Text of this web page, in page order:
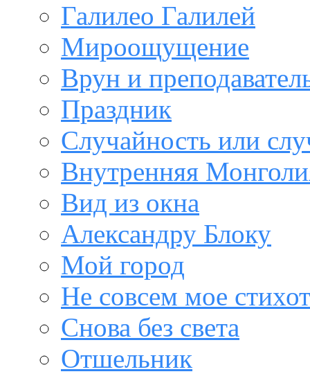
Галилео Галилей
Мироощущение
Врун и
Праздник
Случайность или
Внутренняя
Вид из окна
Александру Блоку
Мой город
Не совсем мое
Снова без света
Отшельник